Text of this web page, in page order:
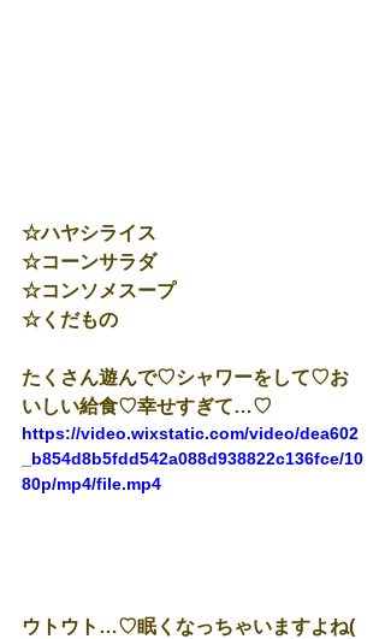
☆ハヤシライス
☆コーンサラダ
☆コンソメスープ
☆くだもの
たくさん遊んで♡シャワーをして♡お
いしい給食♡幸せすぎて…♡
https://video.wixstatic.com/video/dea602
_b854d8b5fdd542a088d938822c136fce/10
80p/mp4/file.mp4
ウトウト…♡眠くなっちゃいますよね(